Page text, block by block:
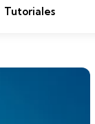
Tutoriales